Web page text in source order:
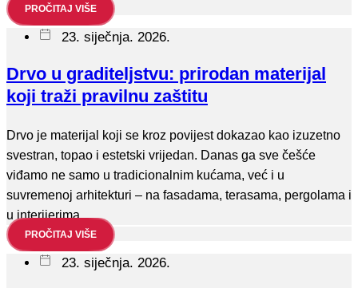
PROČITAJ VIŠE
23. siječnja. 2026.
Drvo u graditeljstvu: prirodan materijal
koji traži pravilnu zaštitu
Drvo je materijal koji se kroz povijest dokazao kao izuzetno
svestran, topao i estetski vrijedan. Danas ga sve češće
viđamo ne samo u tradicionalnim kućama, već i u
suvremenoj arhitekturi – na fasadama, terasama, pergolama i
u interijerima.
PROČITAJ VIŠE
23. siječnja. 2026.